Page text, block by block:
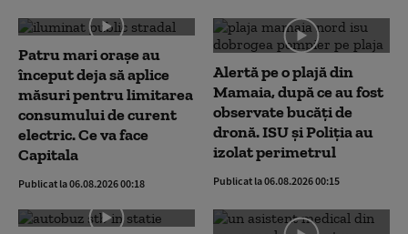
Patru mari orașe au
început deja să aplice
măsuri pentru limitarea
consumului de curent
electric. Ce va face
Capitala
Publicat la 06.08.2026 00:18
Alertă pe o plajă din
Mamaia, după ce au fost
observate bucăți de
dronă. ISU și Poliția au
izolat perimetrul
Publicat la 06.08.2026 00:15